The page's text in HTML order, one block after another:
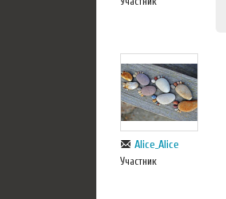
Alice_Alice
Участник